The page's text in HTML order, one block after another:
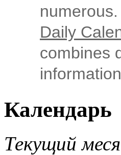
Daily
combines
Календарь
Текущий